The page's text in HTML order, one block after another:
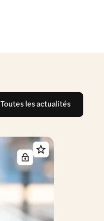
Toutes les actualités